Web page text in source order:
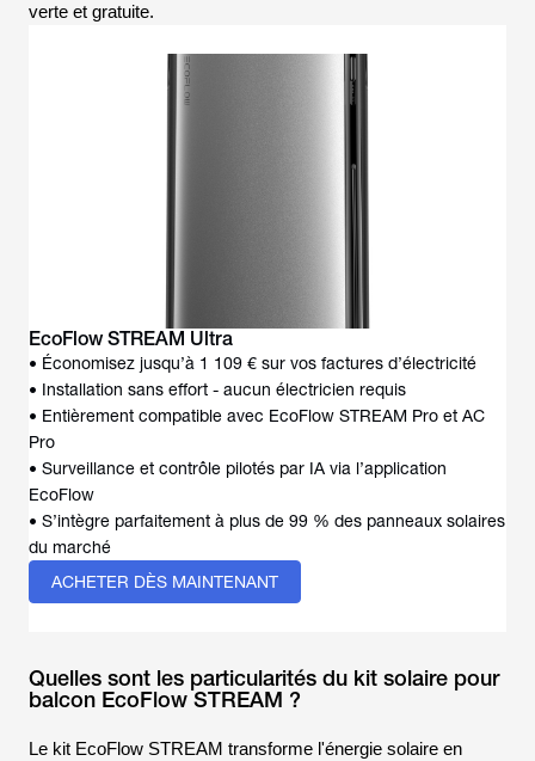
verte et gratuite.
EcoFlow STREAM Ultra
• Économisez jusqu’à 1 109 € sur vos factures d’électricité
• Installation sans effort - aucun électricien requis
• Entièrement compatible avec EcoFlow STREAM Pro et AC
Pro
• Surveillance et contrôle pilotés par IA via l’application
EcoFlow
• S’intègre parfaitement à plus de 99 % des panneaux solaires
du marché
ACHETER DÈS MAINTENANT
Quelles sont les particularités du kit solaire pour
balcon EcoFlow STREAM ?
Le kit EcoFlow STREAM transforme l'énergie solaire en